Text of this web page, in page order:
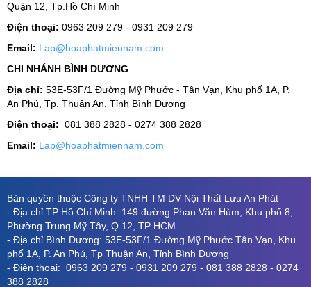
Quận 12, Tp.Hồ Chí Minh
Điện thoại: 0963 209 279 - 0931 209 279
Email: Lap@hoaphatmiennam.com
CHI NHÁNH BÌNH DƯƠNG
Địa chỉ: 53E-53F/1 Đường Mỹ Phước - Tân Vạn, Khu phố 1A, P.
An Phú, Tp. Thuận An, Tỉnh Bình Dương
Điện thoại: 081 388 2828 - 0274 388 2828
Email: Lap@hoaphatmiennam.com
Bản quyền thuộc Công ty TNHH TM DV Nội Thất Lưu An Phát
- Địa chỉ TP Hồ Chí Minh: 149 đường Phan Văn Hùm, Khu phố 8,
Phường Trung Mỹ Tây, Q.12, TP HCM
- Địa chỉ Bình Dương: 53E-53F/1 Đường Mỹ Phước Tân Vạn, Khu
phố 1A, P. An Phú, Tp Thuận An, Tỉnh Bình Dương
- Điện thoại: 0963 209 279 - 0931 209 279 - 081 388 2828 - 0274
388 2828